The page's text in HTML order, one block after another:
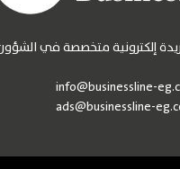
إلكترونية متخصصة في
info@businessline-
ads@businessline-